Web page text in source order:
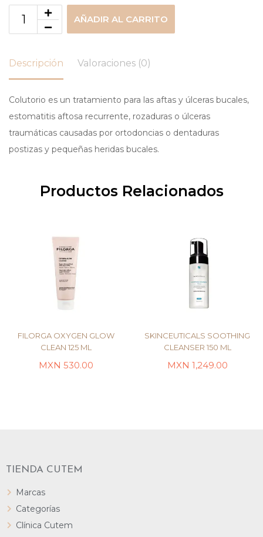
AÑADIR AL CARRITO
Descripción Valoraciones (0)
Colutorio es un tratamiento para las aftas y úlceras bucales,
estomatitis aftosa recurrente, rozaduras o úlceras
traumáticas causadas por ortodoncias o dentaduras
postizas y pequeñas heridas bucales.
Productos Relacionados
SKINCEUTICALS SOOTHING
CLEANSER 150 ML
1,249.00
FILORGA OXYGEN GLOW
CLEAN 125 ML
530.00
TIENDA CUTEM
Marcas
Categorías
Clínica Cutem